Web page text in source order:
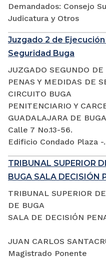
Demandados: Consejo
Judicatura y Otros
Juzgado 2 de
Seguridad Buga
JUZGADO SEGUNDO
PENAS Y MEDIDAS DE
CIRCUITO BUGA
PENITENCIARIO Y
GUADALAJARA DE
Calle 7 No.13-56.
Edificio Condado Plaza -
TRIBUNAL SUPERIOR
BUGA SALA DECISIÓN
TRIBUNAL SUPERIOR
DE BUGA
SALA DE DECISIÓN
JUAN CARLOS
Magistrado Ponente